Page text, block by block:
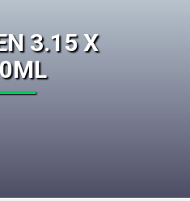
3.15 X